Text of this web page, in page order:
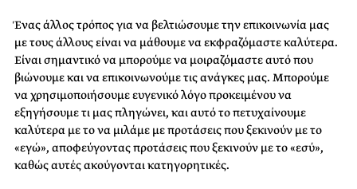
Ένας άλλος τρόπος για να βελτιώσουμε την επικοινωνία μας
με τους άλλους είναι να μάθουμε να εκφραζόμαστε καλύτερα.
Είναι σημαντικό να μπορούμε να μοιραζόμαστε αυτό που
βιώνουμε και να επικοινωνούμε τις ανάγκες μας. Μπορούμε
να χρησιμοποιήσουμε ευγενικό λόγο προκειμένου να
εξηγήσουμε τι μας πληγώνει, και αυτό το πετυχαίνουμε
καλύτερα με το να μιλάμε με προτάσεις που ξεκινούν με το
«εγώ», αποφεύγοντας προτάσεις που ξεκινούν με το «εσύ»,
καθώς αυτές ακούγονται κατηγορητικές.